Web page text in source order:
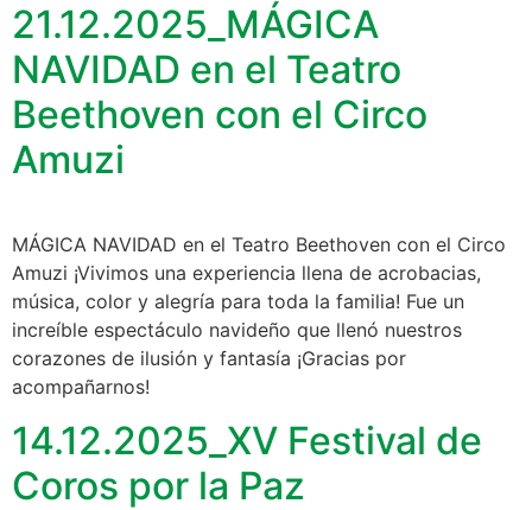
21.12.2025_MÁGICA
NAVIDAD en el Teatro
Beethoven con el Circo
Amuzi
MÁGICA NAVIDAD en el Teatro Beethoven con el Circo
Amuzi ¡Vivimos una experiencia llena de acrobacias,
música, color y alegría para toda la familia! Fue un
increíble espectáculo navideño que llenó nuestros
corazones de ilusión y fantasía ¡Gracias por
acompañarnos!
14.12.2025_XV Festival de
Coros por la Paz